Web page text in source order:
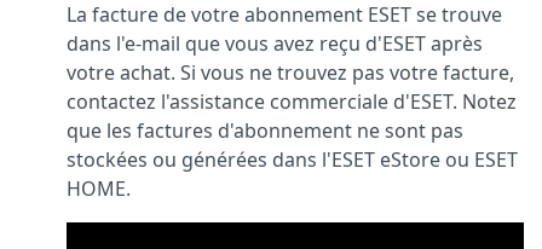
La facture de votre abonnement ESET se trouve
dans l'e-mail que vous avez reçu d'ESET après
votre achat. Si vous ne trouvez pas votre facture,
contactez l'assistance commerciale d'ESET. Notez
que les factures d'abonnement ne sont pas
stockées ou générées dans l'ESET eStore ou ESET
HOME.